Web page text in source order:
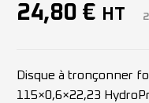
24,80 € HT
Disque à tronçonner
115×0,6×22,23